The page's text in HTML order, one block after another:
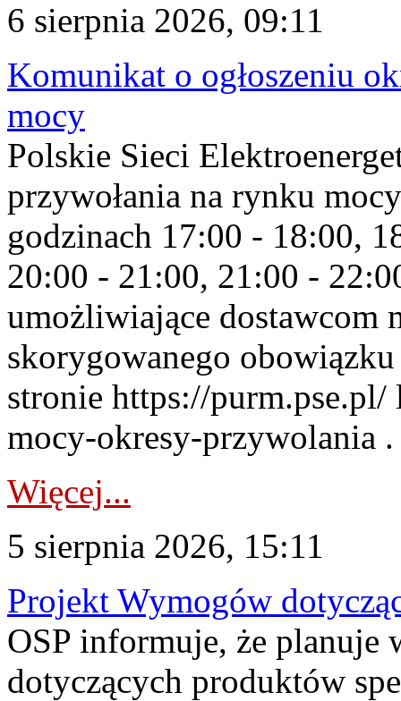
6 sierpnia 2026, 09:11
Komunikat o ogłoszeniu
mocy
Polskie Sieci
przywołania na rynku
godzinach 17:00 - 18:00,
20:00 - 21:00, 21:00 -
umożliwiające dostawcom
skorygowanego
stronie https://
mocy-okresy-przywolania
Więcej...
5 sierpnia 2026, 15:11
Projekt Wymogów
OSP informuje, że planuje
dotyczących produktów